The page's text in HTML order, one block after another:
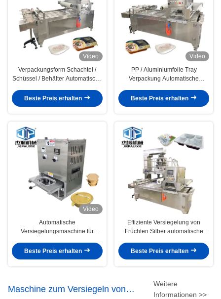
Video
Verpackungsform Schachtel /
Schüssel / Behälter Automatische
aus Edelstahl
Beste Preis erhalten
Video
PP / Aluminiumfolie Tray
Verpackung Automatische
Fortgeschrittene Technologie für
Lebensmittelvertriebszentrum
Beste Preis erhalten
Video
Automatische
Versiegelungsmaschine für
Beste Preis erhalten
Effiziente Versiegelung von
Früchten Silber automatische
Vakuumsystem
Beste Preis erhalten
Maschine zum Versiegeln von
Weitere
Informationen >>